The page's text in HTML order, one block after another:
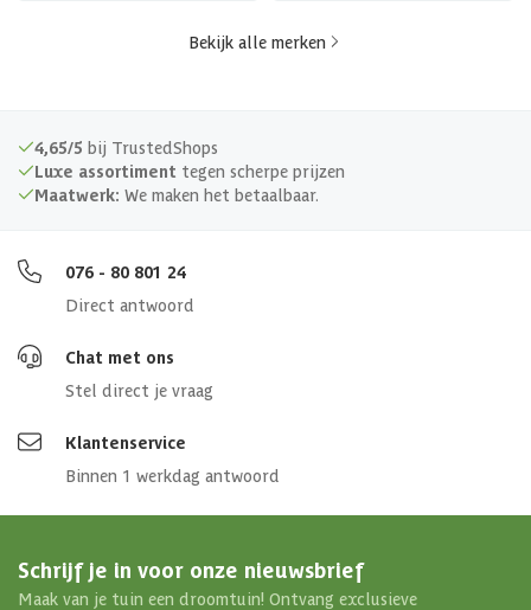
Bekijk alle merken
4,65/5 bij TrustedShops
Luxe assortiment tegen scherpe prijzen
Maatwerk: We maken het betaalbaar.
076 - 80 801 24
Direct antwoord
Chat met ons
Stel direct je vraag
Klantenservice
Binnen 1 werkdag antwoord
Schrijf je in voor onze nieuwsbrief
Maak van je tuin een droomtuin! Ontvang exclusieve